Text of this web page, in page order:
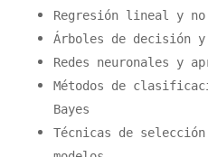
Regresión lineal y
Árboles de decisión
Redes neuronales y
Métodos de
Bayes
Técnicas de